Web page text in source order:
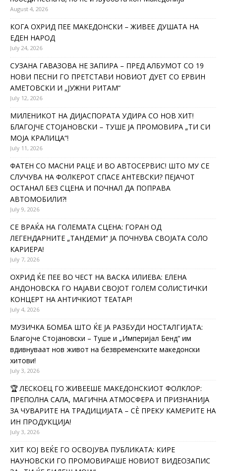
August 4, 2026
КОГА ОХРИД ПЕЕ МАКЕДОНСКИ – ЖИВЕЕ ДУШАТА НА
ЕДЕН НАРОД
July 24, 2026
СУЗАНА ГАВАЗОВА НЕ ЗАПИРА – ПРЕД АЛБУМОТ СО 19
НОВИ ПЕСНИ ГО ПРЕТСТАВИ НОВИОТ ДУЕТ СО ЕРВИН
АМЕТОВСКИ И „ЈУЖНИ РИТАМ“
July 12, 2026
МИЛЕНИКОТ НА ДИЈАСПОРАТА УДИРА СО НОВ ХИТ!
БЛАГОЈЧЕ СТОЈАНОВСКИ – ТУШЕ ЈА ПРОМОВИРА „ТИ СИ
МОЈА КРАЛИЦА“!
July 11, 2026
ФАТЕН СО МАСНИ РАЦЕ И ВО АВТОСЕРВИС! ШТО МУ СЕ
СЛУЧУВА НА ФОЛКЕРОТ СПАСЕ АНТЕВСКИ? ПЕЈАЧОТ
ОСТАНАЛ БЕЗ СЦЕНА И ПОЧНАЛ ДА ПОПРАВА
АВТОМОБИЛИ?!
July 9, 2026
СЕ ВРАЌА НА ГОЛЕМАТА СЦЕНА: ГОРАН ОД
ЛЕГЕНДАРНИТЕ „ТАНДЕМИ“ ЈА ПОЧНУВА СВОЈАТА СОЛО
КАРИЕРА!
July 7, 2026
ОХРИД ЌЕ ПЕЕ ВО ЧЕСТ НА ВАСКА ИЛИЕВА: ЕЛЕНА
АНДОНОВСКА ГО НАЈАВИ СВОЈОТ ГОЛЕМ СОЛИСТИЧКИ
КОНЦЕРТ НА АНТИЧКИОТ ТЕАТАР!
July 4, 2026
МУЗИЧКА БОМБА ШТО ЌЕ ЈА РАЗБУДИ НОСТАЛГИЈАТА:
Благојче Стојановски – Туше и „Империјал Бенд“ им
вдивнуваат нов живот на безвременските македонски
хитови!
July 3, 2026
🏆 ЛЕСКОЕЦ ГО ЖИВЕЕШЕ МАКЕДОНСКИОТ ФОЛКЛОР:
ПРЕПОЛНА САЛА, МАГИЧНА АТМОСФЕРА И ПРИЗНАНИЈА
ЗА ЧУВАРИТЕ НА ТРАДИЦИЈАТА – СÈ ПРЕКУ КАМЕРИТЕ НА
ИН ПРОДУКЦИЈА!
July 3, 2026
ХИТ КОЈ ВЕЌЕ ГО ОСВОЈУВА ПУБЛИКАТА: КИРЕ
НАУНОВСКИ ГО ПРОМОВИРАШЕ НОВИОТ ВИДЕОЗАПИС